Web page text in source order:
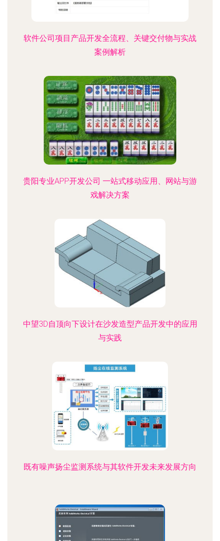
软件公司项目产品开发全流程、关键交付物与实战
案例解析
贵阳专业APP开发公司 一站式移动应用、网站与游
戏解决方案
中望3D自顶向下设计在沙发造型产品开发中的应用
与实践
既有噪声扬尘监测系统与其软件开发未来发展方向